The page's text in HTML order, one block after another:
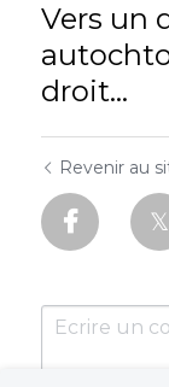
Vers un
droit...
Revenir au